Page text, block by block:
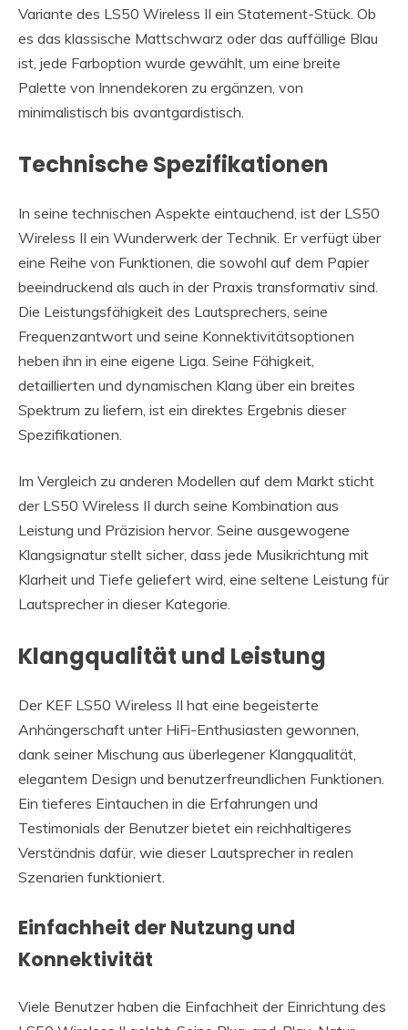
Variante des LS50 Wireless II ein Statement-Stück. Ob
es das klassische Mattschwarz oder das auffällige Blau
ist, jede Farboption wurde gewählt, um eine breite
Palette von Innendekoren zu ergänzen, von
minimalistisch bis avantgardistisch.
Technische Spezifikationen
In seine technischen Aspekte eintauchend, ist der LS50
Wireless II ein Wunderwerk der Technik. Er verfügt über
eine Reihe von Funktionen, die sowohl auf dem Papier
beeindruckend als auch in der Praxis transformativ sind.
Die Leistungsfähigkeit des Lautsprechers, seine
Frequenzantwort und seine Konnektivitätsoptionen
heben ihn in eine eigene Liga. Seine Fähigkeit,
detaillierten und dynamischen Klang über ein breites
Spektrum zu liefern, ist ein direktes Ergebnis dieser
Spezifikationen.
Im Vergleich zu anderen Modellen auf dem Markt sticht
der LS50 Wireless II durch seine Kombination aus
Leistung und Präzision hervor. Seine ausgewogene
Klangsignatur stellt sicher, dass jede Musikrichtung mit
Klarheit und Tiefe geliefert wird, eine seltene Leistung für
Lautsprecher in dieser Kategorie.
Klangqualität und Leistung
Der KEF LS50 Wireless II hat eine begeisterte
Anhängerschaft unter HiFi-Enthusiasten gewonnen,
dank seiner Mischung aus überlegener Klangqualität,
elegantem Design und benutzerfreundlichen Funktionen.
Ein tieferes Eintauchen in die Erfahrungen und
Testimonials der Benutzer bietet ein reichhaltigeres
Verständnis dafür, wie dieser Lautsprecher in realen
Szenarien funktioniert.
Einfachheit der Nutzung und
Konnektivität
Viele Benutzer haben die Einfachheit der Einrichtung des